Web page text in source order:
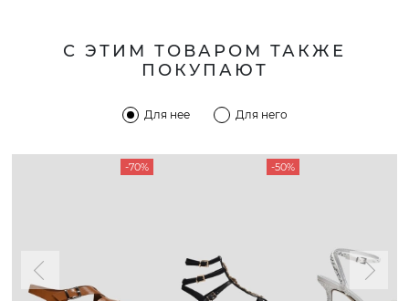
С ЭТИМ ТОВАРОМ ТАКЖЕ
ПОКУПАЮТ
Для нее Для него
-70% -50%